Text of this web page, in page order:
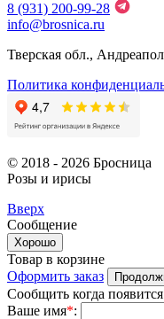
8 (931) 200-99-28
info@brosnica.ru
Тверская обл.,
Политика
© 2018 - 2026 Бросница
Розы и ирисы
Вверх
Сообщение
Хорошо
Товар в корзине
Оформить заказ
Сообщить когда появится
Ваше имя*: